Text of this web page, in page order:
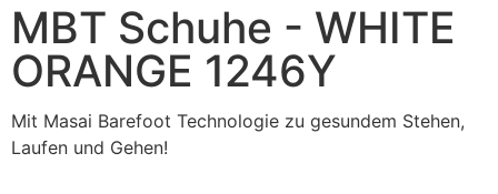
MBT Schuhe - WHITE
ORANGE 1246Y
Mit Masai Barefoot Technologie zu gesundem Stehen,
Laufen und Gehen!